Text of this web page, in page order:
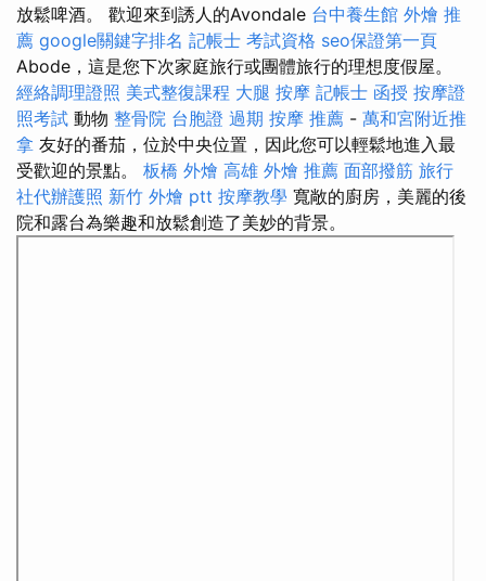
放鬆啤酒。 歡迎來到誘人的Avondale 台中養生館 外燴 推
薦 google關鍵字排名 記帳士 考試資格 seo保證第一頁
Abode，這是您下次家庭旅行或團體旅行的理想度假屋。
經絡調理證照 美式整復課程 大腿 按摩 記帳士 函授 按摩證
照考試 動物 整骨院 台胞證 過期 按摩 推薦 - 萬和宮附近推
拿 友好的番茄，位於中央位置，因此您可以輕鬆地進入最
受歡迎的景點。 板橋 外燴 高雄 外燴 推薦 面部撥筋 旅行
社代辦護照 新竹 外燴 ptt 按摩教學 寬敞的廚房，美麗的後
院和露台為樂趣和放鬆創造了美妙的背景。